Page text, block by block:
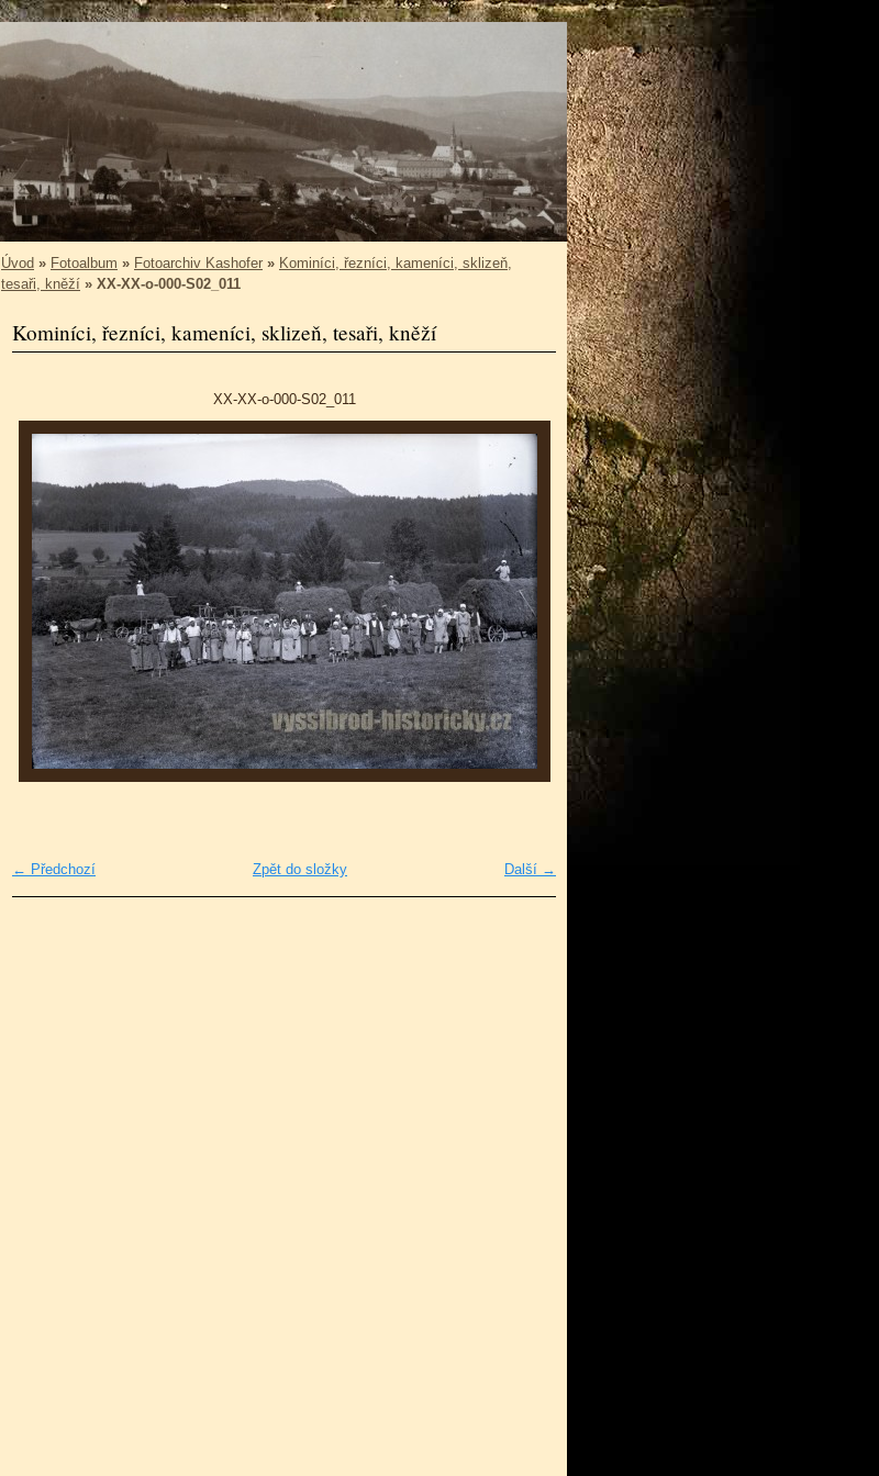
Úvod » Fotoalbum » Fotoarchiv Kashofer » Kominíci, řezníci, kameníci, sklizeň,
tesaři, kněží » XX-XX-o-000-S02_011
Kominíci, řezníci, kameníci, sklizeň, tesaři, kněží
XX-XX-o-000-S02_011
← Předchozí Další →
Zpět do složky